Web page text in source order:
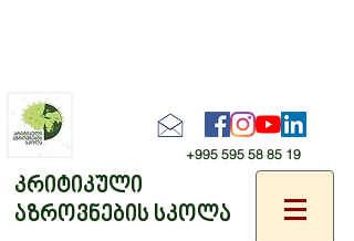
+995 595 58 85 19
კრიტიკული
აზროვნების სკოლა